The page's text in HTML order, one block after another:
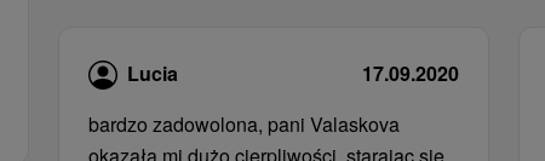
Lucia
17.09.2020
bardzo zadowolona, ​​pani Valaskova